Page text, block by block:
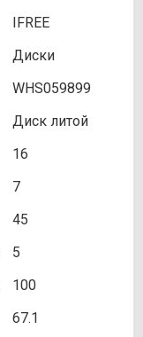
IFREE
Диски
WHS059899
Диск литой
16
7
45
5
100
67.1